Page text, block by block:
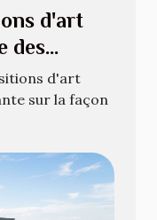
d'art
des
d'art
sur la façon